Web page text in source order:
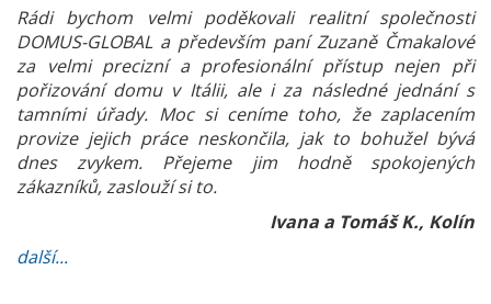
Rádi bychom velmi poděkovali realitní společnosti
DOMUS-GLOBAL a především paní Zuzaně Čmakalové
za velmi precizní a profesionální přístup nejen při
pořizování domu v Itálii, ale i za následné jednání s
tamními úřady. Moc si ceníme toho, že zaplacením
provize jejich práce neskončila, jak to bohužel bývá
dnes zvykem. Přejeme jim hodně spokojených
zákazníků, zaslouží si to.
Ivana a Tomáš K., Kolín
další...